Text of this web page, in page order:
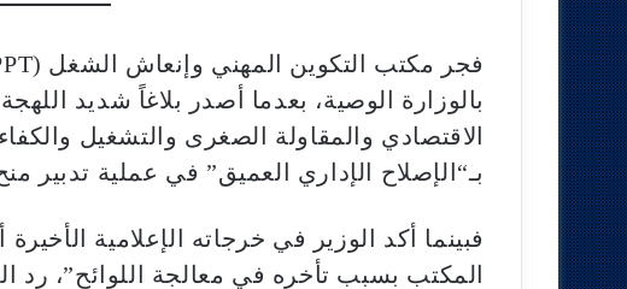
بالوزارة الوصية، بعدما أصدر بلاغاً شديد
الاقتصادي والمقاولة الصغرى والتشغيل
بـ“الإصلاح الإداري العميق” في عملية تدبير
فبينما أكد الوزير في خرجاته الإعلامية
المكتب بسبب تأخره في معالجة اللوائح”، رد